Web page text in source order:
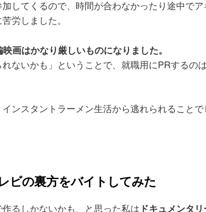
してくるので、時間が合わなかったり途中で
労しました。
画はかなり厳しいものになりました。
れないかも」ということで、就職用にPRするの
ンスタントラーメン生活から逃れられることで
ビの裏方をバイトしてみた
るしかないかも、と思った私は ドキュメンタ